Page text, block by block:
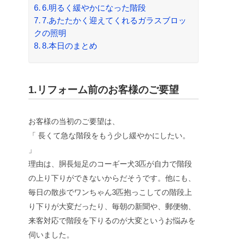
6.明るく緩やかになった階段
7.あたたかく迎えてくれるガラスブロッ
クの照明
8.本日のまとめ
1.リフォーム前のお客様のご要望
お客様の当初のご要望は、
「 長くて急な階段をもう少し緩やかにしたい。
」
理由は、胴長短足のコーギー犬3匹が自力で階段
の上り下りができないからだそうです。他にも、
毎日の散歩でワンちゃん3匹抱っこしての階段上
り下りが大変だったり、毎朝の新聞や、郵便物、
来客対応で階段を下りるのが大変というお悩みを
伺いました。